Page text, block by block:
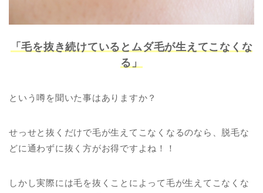
「毛を抜き続けているとムダ毛が生えてこなくな
る」
という噂を聞いた事はありますか？
せっせと抜くだけで毛が生えてこなくなるのなら、脱毛な
どに通わずに抜く方がお得ですよね！！
しかし実際には毛を抜くことによって毛が生えてこなくな